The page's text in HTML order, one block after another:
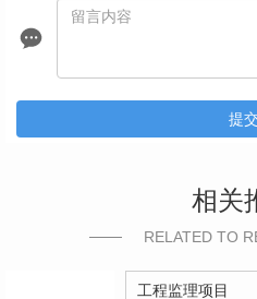
提
相关
RELATED TO
工程监理项目